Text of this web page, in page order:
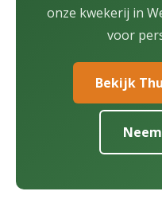
onze kwekerij in
voor
Bekijk